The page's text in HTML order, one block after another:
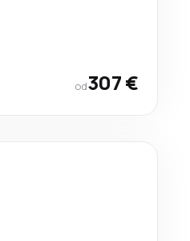
od307 €